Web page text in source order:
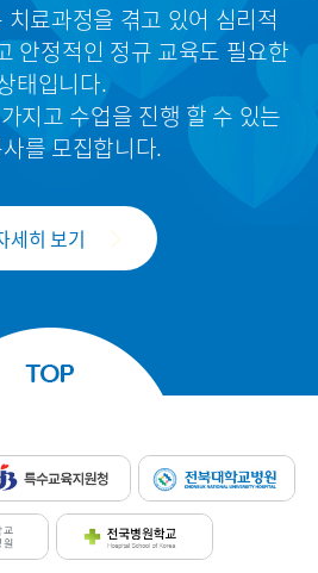
료과정을 겪고 있어 심리적
안정적인 정규 교육도 필요한
태입니다.
지고 수업을 진행 할 수 있는
를 모집합니다.
세히 보기